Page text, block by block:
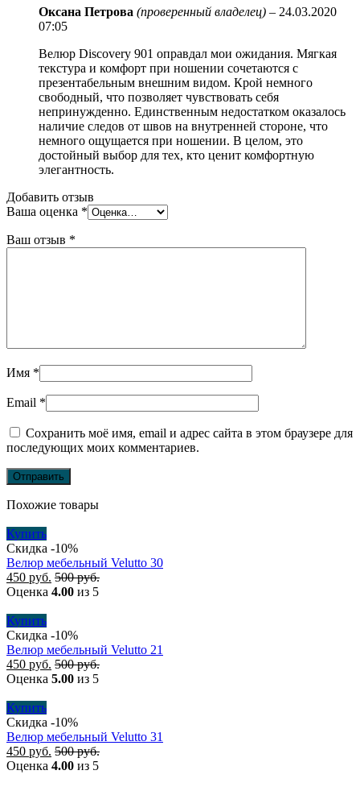
Оксана Петрова (проверенный владелец) – 24.03.2020
07:05
Велюр Discovery 901 оправдал мои ожидания. Мягкая
текстура и комфорт при ношении сочетаются с
презентабельным внешним видом. Крой немного
свободный, что позволяет чувствовать себя
непринужденно. Единственным недостатком оказалось
наличие следов от швов на внутренней стороне, что
немного ощущается при ношении. В целом, это
достойный выбор для тех, кто ценит комфортную
элегантность.
Добавить отзыв
Ваша оценка *
Ваш отзыв *
Имя *
Email *
Сохранить моё имя, email и адрес сайта в этом браузере для
последующих моих комментариев.
Похожие товары
Купить
Скидка -10%
Велюр мебельный Velutto 30
450 руб. 500руб.
Оценка 4.00 из 5
Купить
Скидка -10%
Велюр мебельный Velutto 21
450 руб. 500руб.
Оценка 5.00 из 5
Купить
Скидка -10%
Велюр мебельный Velutto 31
450 руб. 500руб.
Оценка 4.00 из 5